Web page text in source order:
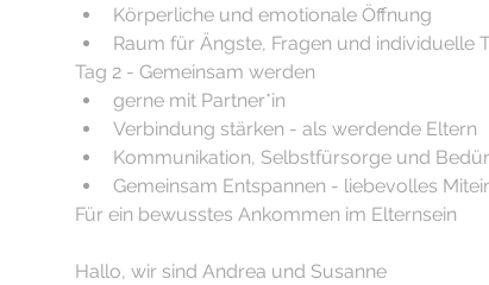
﻿﻿Körperliche und emotionale Öffnung
﻿﻿Raum für Ängste, Fragen und individuelle
Tag 2 - Gemeinsam werden
﻿﻿gerne mit Partner*in
﻿﻿Verbindung stärken - als werdende Eltern
﻿﻿Kommunikation, Selbstfürsorge und
﻿﻿Gemeinsam Entspannen - liebevolles
Für ein bewusstes Ankommen im Elternsein
Hallo, wir sind Andrea und Susanne